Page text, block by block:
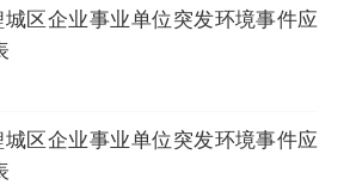
城区企业事业单位突发环境事件应
城区企业事业单位突发环境事件应